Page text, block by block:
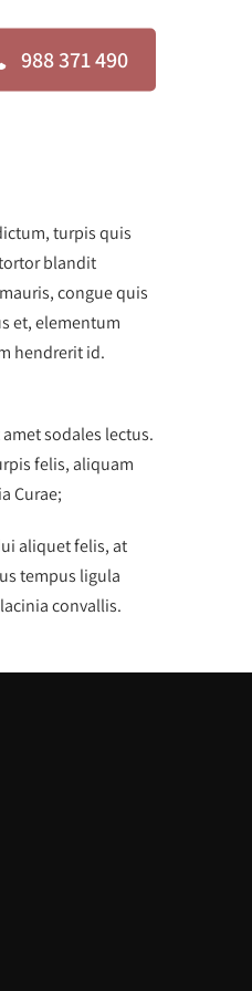
988 371 490
turpis quis
blandit
congue quis
et, elementum
hendrerit id.
sodales lectus.
felis, aliquam
Curae;
aliquet felis, at
tempus ligula
convallis.